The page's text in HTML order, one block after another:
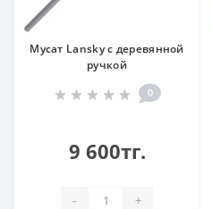
Мусат Lansky с деревянной
ручкой
0
9 600тг.
- +